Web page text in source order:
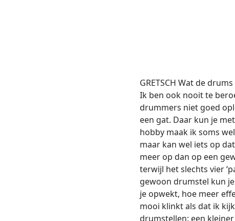
GRETSCH Wat de
Ik ben ook nooit te
drummers niet goed
een gat. Daar kun je
hobby maak ik soms
maar kan wel iets op
meer op dan op een
terwijl het slechts vier
gewoon drumstel kun
je opwekt, hoe meer
mooi klinkt als dat ik
drumstellen: een